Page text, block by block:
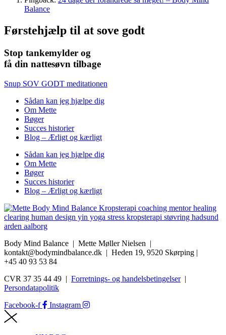
Balance
Førstehjælp til at sove godt
Stop tankemylder og
få din nattesøvn tilbage
Snup SOV GODT meditationen
Sådan kan jeg hjælpe dig
Om Mette
Bøger
Succes historier
Blog – Ærligt og kærligt
Sådan kan jeg hjælpe dig
Om Mette
Bøger
Succes historier
Blog – Ærligt og kærligt
Body Mind Balance | Mette Møller Nielsen |
kontakt@bodymindbalance.dk | Heden 19, 9520 Skørping |
+45 40 93 53 84
CVR 37 35 44 49 | Forretnings- og handelsbetingelser|
Persondatapolitik
Facebook-f
Instagram